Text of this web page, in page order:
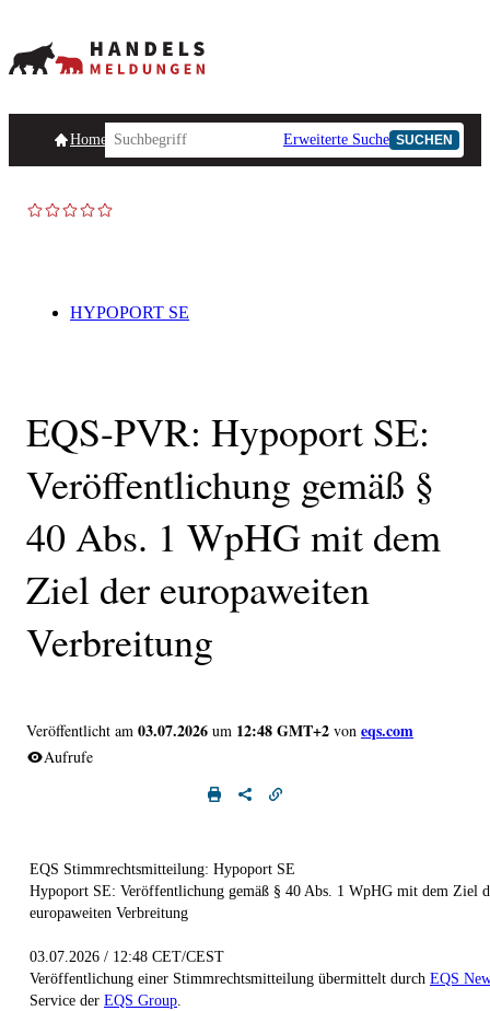
HomepageHandelsmeldungen Ad-Hoc-Meldungen
Erweiterte Suche SUCHEN
HYPOPORT SE
EQS-PVR: Hypoport SE:
Veröffentlichung gemäß §
40 Abs. 1 WpHG mit dem
Ziel der europaweiten
Verbreitung
Veröffentlicht am 03.07.2026 um 12:48 GMT+2 von eqs.com
Aufrufe
EQS Stimmrechtsmitteilung: Hypoport SE
Hypoport SE: Veröffentlichung gemäß § 40 Abs. 1 WpHG mit dem Ziel
europaweiten Verbreitung
03.07.2026 / 12:48 CET/CEST
Veröffentlichung einer Stimmrechtsmitteilung übermittelt durch EQS
Service der EQS Group